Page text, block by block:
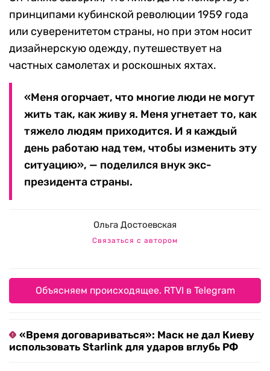
принципами кубинской революции 1959 года
или суверенитетом страны, но при этом носит
дизайнерскую одежду, путешествует на
частных самолетах и роскошных яхтах.
«Меня огорчает, что многие люди не могут
жить так, как живу я. Меня угнетает то, как
тяжело людям приходится. И я каждый
день работаю над тем, чтобы изменить эту
ситуацию», — поделился внук экс-
президента страны.
Ольга Достоевская
Связаться с автором
Объясняем происходящее. RTVI в Telegram
«Время договариваться»: Маск не дал Киеву
использовать Starlink для ударов вглубь РФ